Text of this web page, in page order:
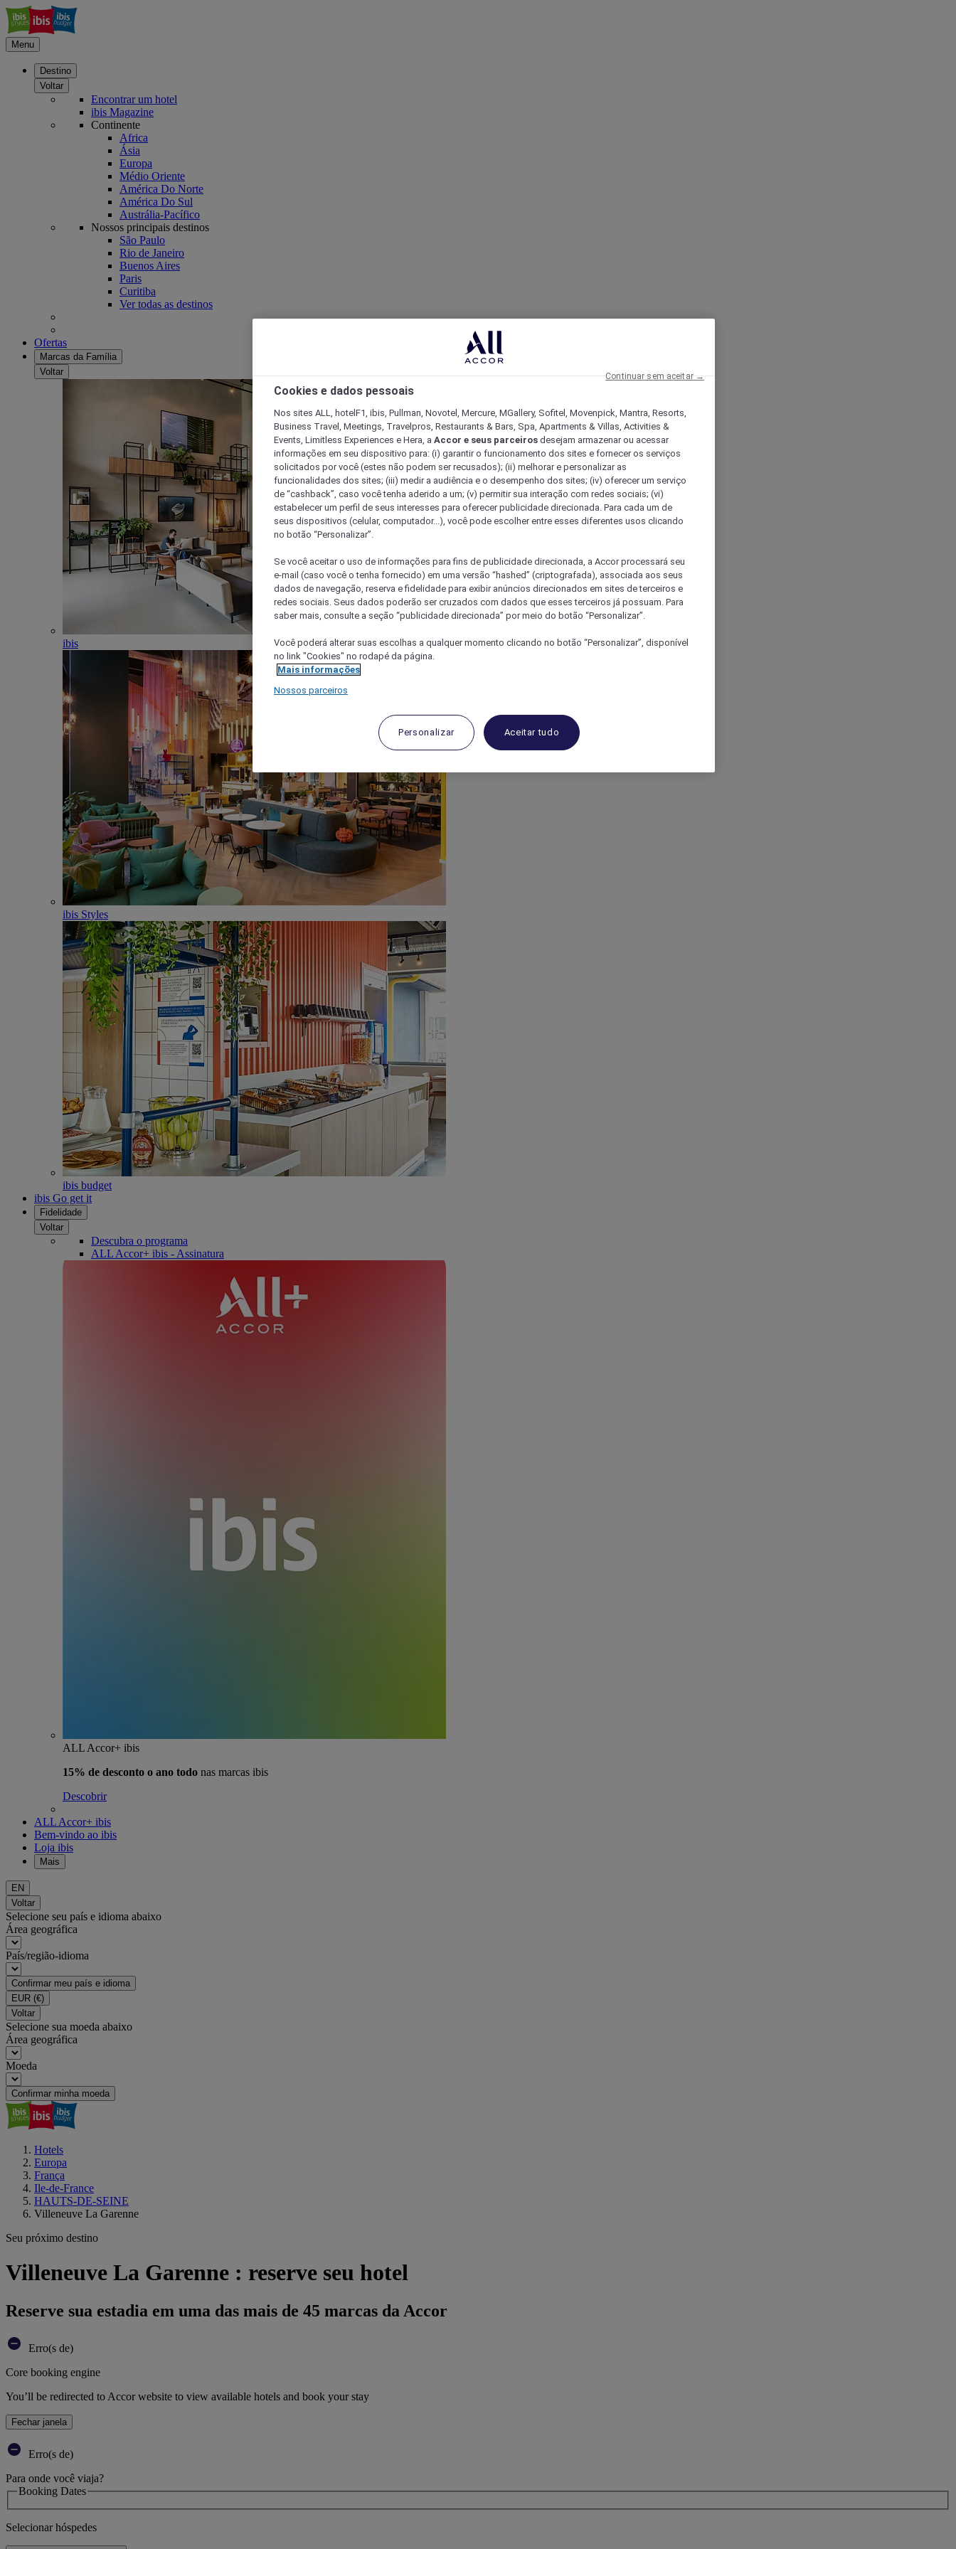
Menu
Destino
Voltar
Encontrar um hotel
ibis Magazine
Continente
Africa
Ásia
Europa
Médio Oriente
América Do Norte
América Do Sul
Austrália-Pacífico
Nossos principais destinos
São Paulo
Rio de Janeiro
Buenos Aires
Paris
Curitiba
Ver todas as destinos
Ofertas
Marcas da Família
Voltar
ibis
ibis Styles
ibis budget
ibis Go get it
Fidelidade
Voltar
Descubra o programa
ALL Accor+ ibis - Assinatura
ALL Accor+ ibis
15% de desconto o ano todo nas marcas ibis
Descobrir
ALL Accor+ ibis
Bem-vindo ao ibis
Loja ibis
Mais
EN
Voltar
Selecione seu país e idioma abaixo
Área geográfica
País/região-idioma
Confirmar meu país e idioma
EUR (€)
Voltar
Selecione sua moeda abaixo
Área geográfica
Moeda
Confirmar minha moeda
Hotels
Europa
França
Ile-de-France
HAUTS-DE-SEINE
Villeneuve La Garenne
Seu próximo destino
Villeneuve La Garenne : reserve seu hotel
Reserve sua estadia em uma das mais de 45 marcas da Accor
Erro(s de)
Core booking engine
You’ll be redirected to Accor website to view available hotels and book your stay
Fechar janela
Erro(s de)
Para onde você viaja?
Booking Dates
Selecionar hóspedes
Cookies e dados pessoais
Nos sites ALL, hotelF1, ibis, Pullman, Novotel, Mercure, MGallery, Sofitel, Movenpick, Mantra, Resorts,
Business Travel, Meetings, Travelpros, Restaurants & Bars, Spa, Apartments & Villas, Activities &
Events, Limitless Experiences e Hera, a Accor e seus parceiros desejam armazenar ou acessar
informações em seu dispositivo para: (i) garantir o funcionamento dos sites e fornecer os serviços
solicitados por você (estes não podem ser recusados); (ii) melhorar e personalizar as
funcionalidades dos sites; (iii) medir a audiência e o desempenho dos sites; (iv) oferecer um serviço
de “cashback”, caso você tenha aderido a um; (v) permitir sua interação com redes sociais; (vi)
estabelecer um perfil de seus interesses para oferecer publicidade direcionada. Para cada um de
seus dispositivos (celular, computador...), você pode escolher entre esses diferentes usos clicando
no botão “Personalizar”.
Se você aceitar o uso de informações para fins de publicidade direcionada, a Accor processará seu
e-mail (caso você o tenha fornecido) em uma versão “hashed” (criptografada), associada aos seus
dados de navegação, reserva e fidelidade para exibir anúncios direcionados em sites de terceiros e
redes sociais. Seus dados poderão ser cruzados com dados que esses terceiros já possuam. Para
saber mais, consulte a seção “publicidade direcionada” por meio do botão “Personalizar”.
Você poderá alterar suas escolhas a qualquer momento clicando no botão “Personalizar”, disponível
no link "Cookies" no rodapé da página.
Mais informações
Nossos parceiros
Personalizar Aceitar tudo
Continuar sem aceitar →